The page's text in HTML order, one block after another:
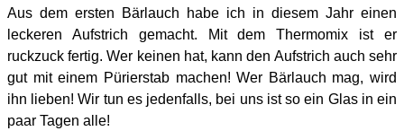
Aus dem ersten Bärlauch habe ich in diesem Jahr einen
leckeren Aufstrich gemacht. Mit dem Thermomix ist er
ruckzuck fertig. Wer keinen hat, kann den Aufstrich auch sehr
gut mit einem Pürierstab machen! Wer Bärlauch mag, wird
ihn lieben! Wir tun es jedenfalls, bei uns ist so ein Glas in ein
paar Tagen alle!